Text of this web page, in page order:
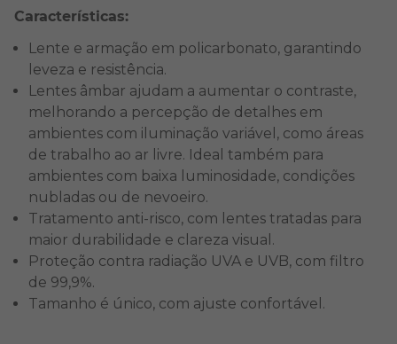
Características:
Lente e armação em policarbonato, garantindo
leveza e resistência.
Lentes âmbar ajudam a aumentar o contraste,
melhorando a percepção de detalhes em
ambientes com iluminação variável, como áreas
de trabalho ao ar livre. Ideal também para
ambientes com baixa luminosidade, condições
nubladas ou de nevoeiro.
Tratamento anti-risco, com lentes tratadas para
maior durabilidade e clareza visual.
Proteção contra radiação UVA e UVB, com filtro
de 99,9%.
Tamanho é único, com ajuste confortável.